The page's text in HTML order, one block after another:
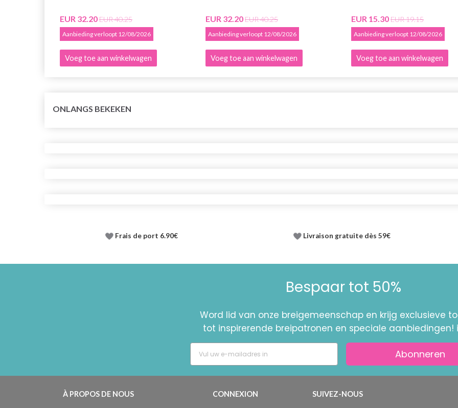
EUR 32.20EUR 40.25
Aanbieding verloopt 12/08/2026
Voeg toe aan winkelwagen
EUR 32.20EUR 40.25
Aanbieding verloopt 12/08/2026
Voeg toe aan winkelwagen
EUR 15.30EUR 19.15
Aanbieding verloopt 12/08/2026
Voeg toe aan winkelwagen
ONLANGS BEKEKEN
Frais de port 6.90€ Livraison gratuite dès 59€
Bespaar tot 50%
Word lid van onze breigemeenschap en krijg exclusieve
tot inspirerende breipatronen en speciale aanbiedingen!
Abonneren
À PROPOS DE NOUS CONNEXION SUIVEZ-NOUS